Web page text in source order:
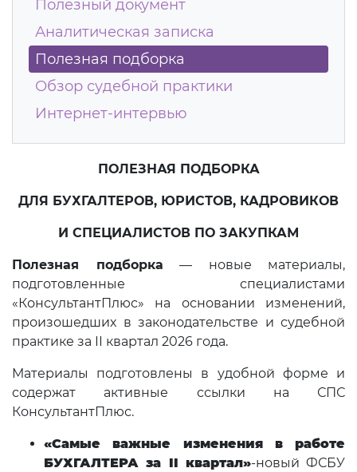
Полезный документ
Аналитическая записка
Полезная подборка
Обзор судебной практики
Интернет-интервью
ПОЛЕЗНАЯ ПОДБОРКА
ДЛЯ БУХГАЛТЕРОВ, ЮРИСТОВ, КАДРОВИКОВ
И СПЕЦИАЛИСТОВ ПО ЗАКУПКАМ
Полезная подборка — новые материалы,
подготовленные специалистами
«КонсультантПлюс» на основании изменений,
произошедших в законодательстве и судебной
практике за II квартал 2026 года.
Материалы подготовлены в удобной форме и
содержат активные ссылки на СПС
КонсультантПлюс.
«Самые важные изменения в работе
БУХГАЛТЕРА за II квартал»-новый ФСБУ